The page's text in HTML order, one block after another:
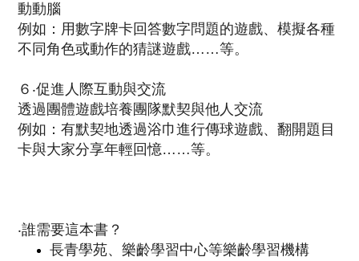
動動腦
例如：用數字牌卡回答數字問題的遊戲、模擬各種
不同角色或動作的猜謎遊戲……等。
６‧促進人際互動與交流
透過團體遊戲培養團隊默契與他人交流
例如：有默契地透過浴巾進行傳球遊戲、翻開題目
卡與大家分享年輕回憶……等。
‧誰需要這本書？
長青學苑、樂齡學習中心等樂齡學習機構